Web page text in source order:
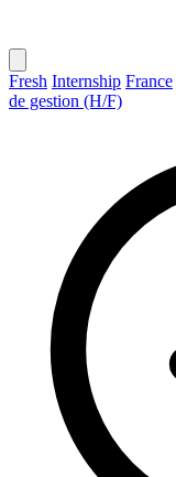
Fresh Internship France
de gestion (H/F)